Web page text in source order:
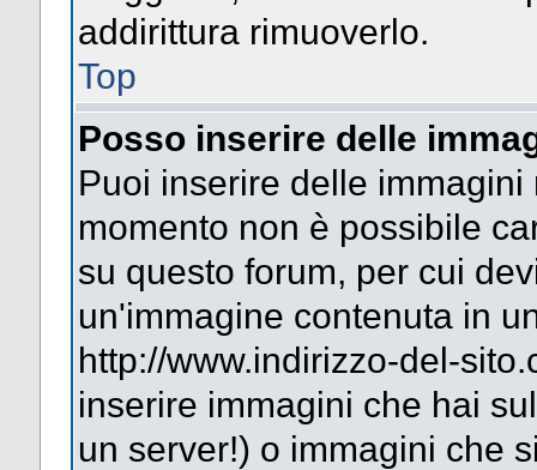
addirittura rimuoverlo.
Top
Posso inserire delle
Puoi inserire delle
momento non è possibile
su questo forum, per cui
un'immagine contenuta in
http://www.indirizzo-del-
inserire immagini che hai
un server!) o immagini che